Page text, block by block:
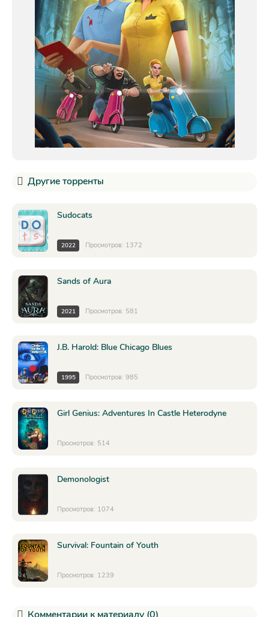
Другие торренты
Sudocats
2022 Просмотров: 1372
Sands of Aura
2021 Просмотров: 581
J.B. Harold: Blue Chicago Blues
1995 Просмотров: 985
Girl Genius: Adventures In Castle Heterodyne
Просмотров: 514
Demonologist
Просмотров: 1074
Survival: Fountain of Youth
Просмотров: 1239